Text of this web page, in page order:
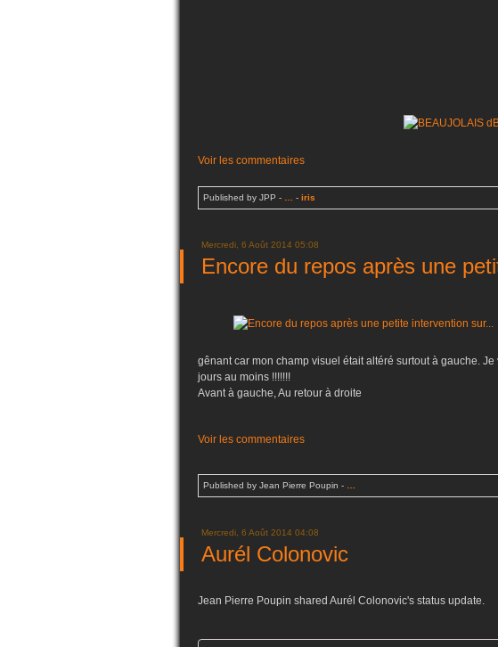
Voir les commentaires
Published by JPP - - iris
Mercredi, 6 Août 2014 05:08
Encore du repos après une
gênant car mon champ visuel était altéré surtout à gauche.
jours au moins !!!!!!!
Avant à gauche, Au retour à droite
Voir les commentaires
Published by Jean Pierre Poupin -
Mercredi, 6 Août 2014 04:08
Aurél Colonovic
Jean Pierre Poupin shared Aurél Colonovic's status update.